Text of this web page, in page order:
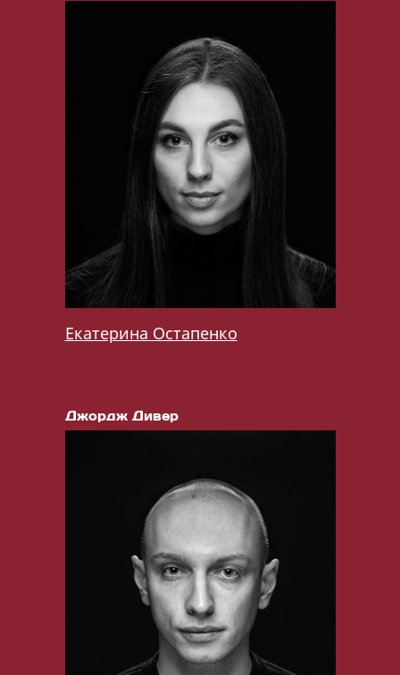
Екатерина Остапенко
Джордж Дивер